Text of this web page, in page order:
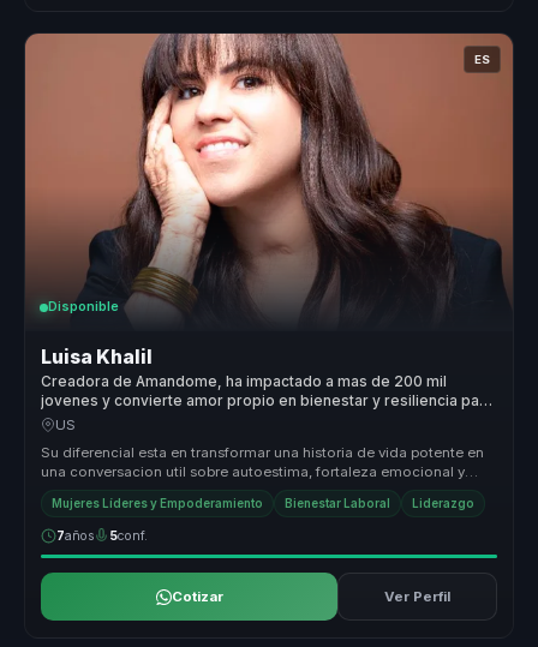
ES
Disponible
Luisa Khalil
Creadora de Amandome, ha impactado a mas de 200 mil
jovenes y convierte amor propio en bienestar y resiliencia para
equipos.
US
Su diferencial esta en transformar una historia de vida potente en
una conversacion util sobre autoestima, fortaleza emocional y
accion. ...
Mujeres Líderes y Empoderamiento Bienestar Laboral Liderazgo
7años 5conf.
Cotizar Ver Perfil